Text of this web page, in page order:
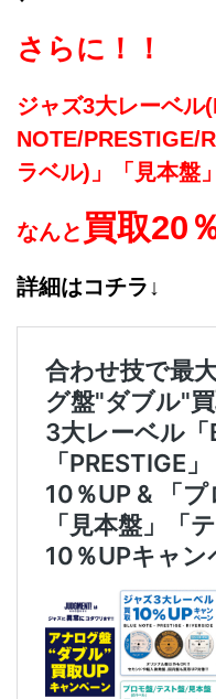
さらに！！
ジャズ3大レーベル(
NOTE/PRESTIGE/
ラベル)」「見本盤
なんと 買取20
詳細はコチラ↓